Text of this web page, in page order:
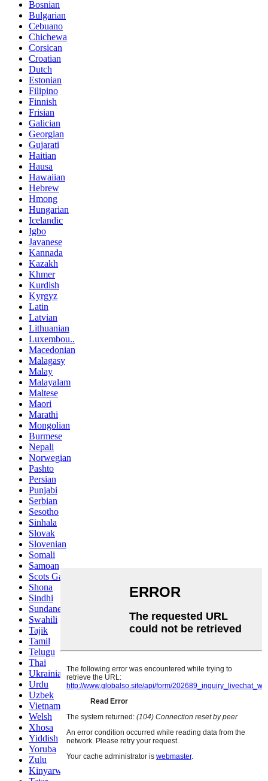
Bosnian
Bulgarian
Cebuano
Chichewa
Corsican
Croatian
Dutch
Estonian
Filipino
Finnish
Frisian
Galician
Georgian
Gujarati
Haitian
Hausa
Hawaiian
Hebrew
Hmong
Hungarian
Icelandic
Igbo
Javanese
Kannada
Kazakh
Khmer
Kurdish
Kyrgyz
Latin
Latvian
Lithuanian
Luxembou..
Macedonian
Malagasy
Malay
Malayalam
Maltese
Maori
Marathi
Mongolian
Burmese
Nepali
Norwegian
Pashto
Persian
Punjabi
Serbian
Sesotho
Sinhala
Slovak
Slovenian
Somali
Samoan
Scots Gaelic
Shona
Sindhi
Sundanese
Swahili
Tajik
Tamil
Telugu
Thai
Ukrainian
Urdu
Uzbek
Vietnamese
Welsh
Xhosa
Yiddish
Yoruba
Zulu
Kinyarwanda